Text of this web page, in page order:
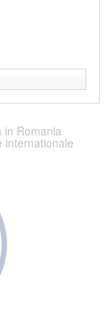
in Romania
internationale